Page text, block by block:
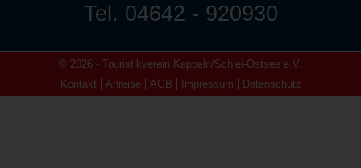
Tel. 04642 - 920930
© 2026 - Touristikverein Kappeln/Schlei-Ostsee e.V.
Kontakt
Anreise AGB Impressum Datenschutz